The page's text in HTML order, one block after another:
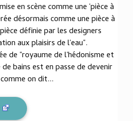
en scène comme une 'pièce à
désormais comme une pièce à
définie par les designers
aux plaisirs de l'eau".
de "royaume de l'hédonisme et
bains est en passe de devenir
on dit...